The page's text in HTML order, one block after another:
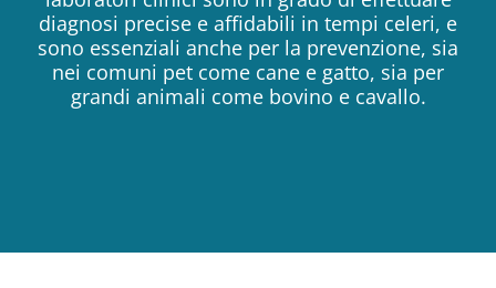
diagnosi precise e affidabili in tempi celeri, e
sono essenziali anche per la prevenzione, sia
nei comuni pet come cane e gatto, sia per
grandi animali come bovino e cavallo.